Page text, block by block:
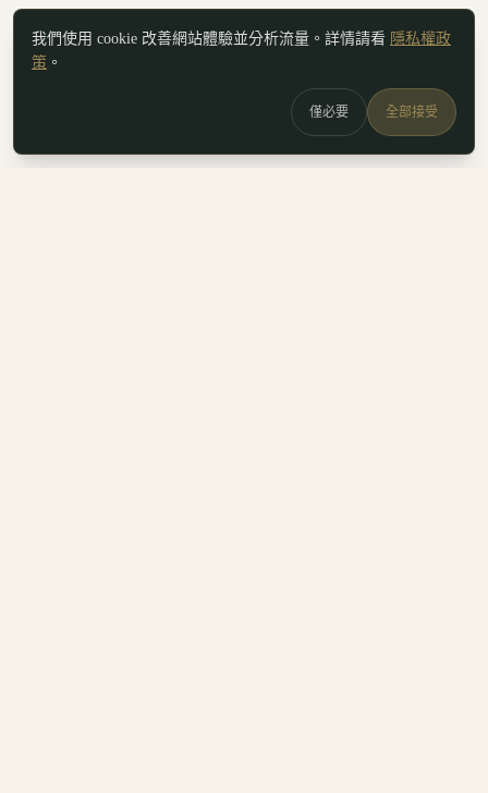
我們使用 cookie 改善網站體驗並分析流量。詳情請看 隱私權政
策 。
僅必要 全部接受